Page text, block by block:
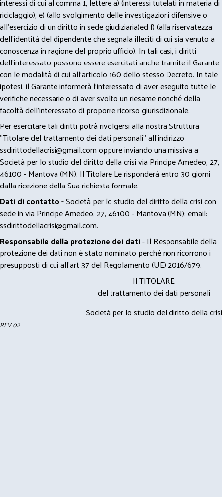
riciclaggio), e) (allo svolgimento delle investigazioni difensive o
all’esercizio di un diritto in sede giudiziaria)ed f) (alla riservatezza
dell’identità del dipendente che segnala illeciti di cui sia venuto a
conoscenza in ragione del proprio ufficio). In tali casi, i diritti
dell’interessato possono essere esercitati anche tramite il Garante
con le modalità di cui all’articolo 160 dello stesso Decreto. In tale
ipotesi, il Garante informerà l’interessato di aver eseguito tutte le
verifiche necessarie o di aver svolto un riesame nonché della
facoltà dell’interessato di proporre ricorso giurisdizionale.
Per esercitare tali diritti potrà rivolgersi alla nostra Struttura
"Titolare del trattamento dei dati personali" all'indirizzo
ssdirittodellacrisi@gmail.comoppure inviando una missiva a
Società per lo studio del diritto della crisi via Principe Amedeo, 27,
46100 - Mantova (MN). Il Titolare Le risponderà entro 30 giorni
dalla ricezione della Sua richiesta formale.
Dati di contatto -Società per lo studio del diritto della crisi con
sede in via Principe Amedeo, 27, 46100 - Mantova (MN); email:
ssdirittodellacrisi@gmail.com.
Responsabile della protezione dei dati- Il Responsabile della
protezione dei dati non è stato nominato perché non ricorrono i
presupposti di cui all’art 37 del Regolamento (UE) 2016/679.
Il TITOLARE
del trattamento dei dati personali
Società per lo studio del diritto della crisi
REV 02